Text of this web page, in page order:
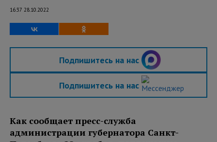
16:37 28.10.2022
Подпишитесь на нас
Подпишитесь на нас
Как сообщает пресс-служба
администрации губернатора Санкт-